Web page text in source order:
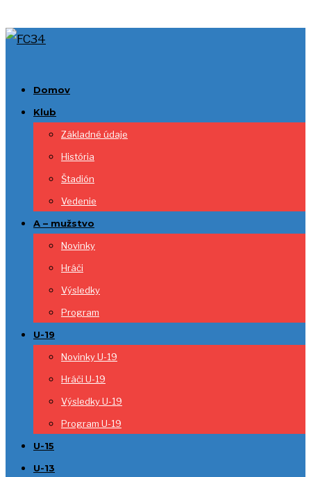
Domov
Klub
Základné údaje
História
Štadión
Vedenie
A – mužstvo
Novinky
Hráči
Výsledky
Program
U-19
Novinky U-19
Hráči U-19
Výsledky U-19
Program U-19
U-15
U-13